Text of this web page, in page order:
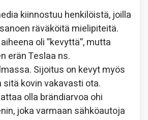
kiinnostuu henkilöistä, joilla
räväköitä mielipiteitä.
oli ”kevyttä”, mutta
erän Teslaa ns.
Sijoitus on kevyt myös
sitä kovin vakavasti ota.
olla brändiarvoa ohi
joka varmaan sähköautoja